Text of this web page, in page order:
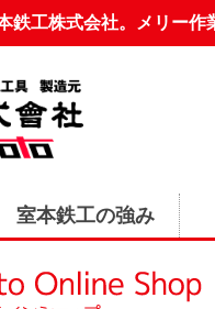
鉄工株式会社。メリー
室本鉄工の強み